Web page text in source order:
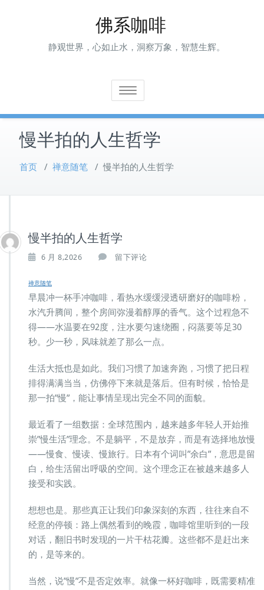
佛系咖啡
静观世界，心如止水，洞察万象，智慧生辉。
Toggle navigation
慢半拍的人生哲学
首页 / 禅意随笔 / 慢半拍的人生哲学
慢半拍的人生哲学
6 月 8,2026 留下评论
禅意随笔
早晨冲一杯手冲咖啡，看热水缓缓浸透研磨好的咖啡粉，
水汽升腾间，整个房间弥漫着醇厚的香气。这个过程急不
得——水温要在92度，注水要匀速绕圈，闷蒸要等足30
秒。少一秒，风味就差了那么一点。
生活大抵也是如此。我们习惯了加速奔跑，习惯了把日程
排得满满当当，仿佛停下来就是落后。但有时候，恰恰是
那一拍”慢”，能让事情呈现出完全不同的面貌。
最近看了一组数据：全球范围内，越来越多年轻人开始推
崇”慢生活”理念。不是躺平，不是放弃，而是有选择地放慢
——慢食、慢读、慢旅行。日本有个词叫”余白”，意思是留
白，给生活留出呼吸的空间。这个理念正在被越来越多人
接受和实践。
想想也是。那些真正让我们印象深刻的东西，往往来自不
经意的停顿：路上偶然看到的晚霞，咖啡馆里听到的一段
对话，翻旧书时发现的一片干枯花瓣。这些都不是赶出来
的，是等来的。
当然，说”慢”不是否定效率。就像一杯好咖啡，既需要精准